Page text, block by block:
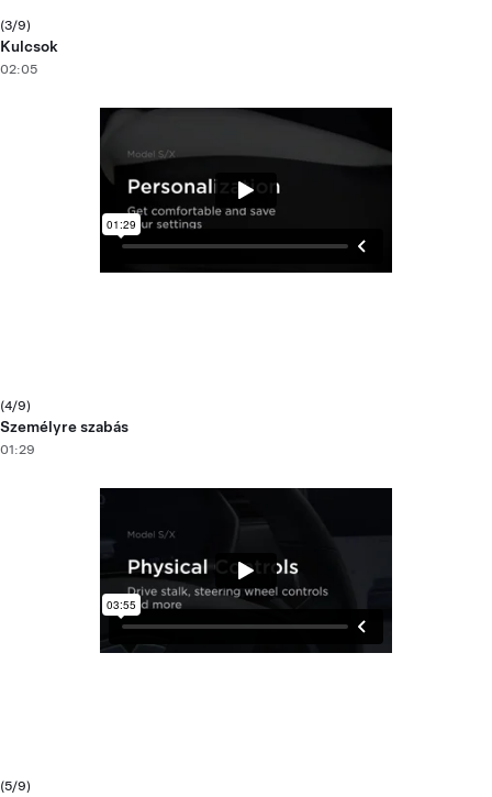
(3/9)
Kulcsok
02:05
(4/9)
Személyre szabás
01:29
(5/9)